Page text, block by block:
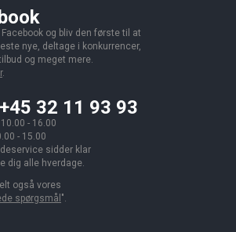
Facebook og bliv den første til at
nye, deltage i konkurrencer,
og meget mere.
.
32 11 93 93
- 16.00
- 15.00
sidder klar
dig alle hverdage.
også vores
spørgsmål ".